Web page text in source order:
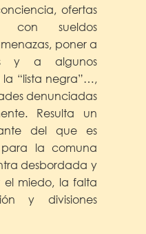
ofertas
con sueldos
poner a
y a algunos
“lista negra”…,
denunciadas
Resulta un
del que es
para la comuna
desbordada y
miedo, la falta
y divisiones